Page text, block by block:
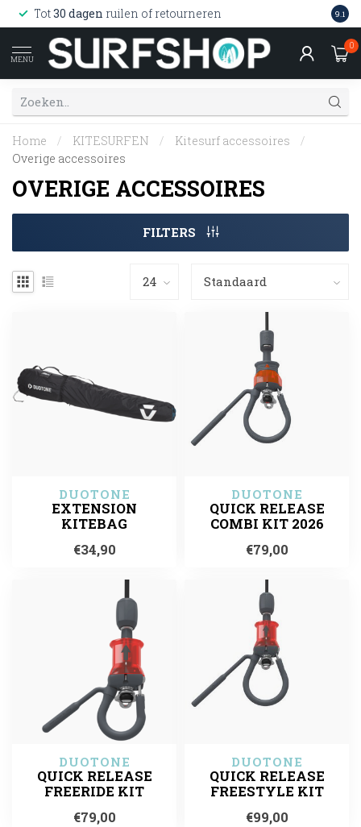
Tot30 dagen ruilen of retourneren 9.1
MENU
0
Home / KITESURFEN / Kitesurf accessoires
/
Overige accessoires
OVERIGE ACCESSOIRES
FILTERS
DUOTONE
EXTENSION
KITEBAG
€34,90
DUOTONE
QUICK RELEASE
COMBI KIT 2026
€79,00
DUOTONE
QUICK RELEASE
FREERIDE KIT
€79,00
DUOTONE
QUICK RELEASE
FREESTYLE KIT
€99,00